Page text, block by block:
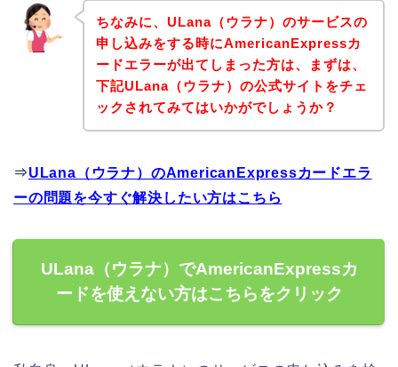
ちなみに、ULana（ウラナ）のサービスの
申し込みをする時にAmericanExpressカ
ードエラーが出てしまった方は、まずは、
下記ULana（ウラナ）の公式サイトをチェ
ックされてみてはいかがでしょうか？
⇒ULana（ウラナ）のAmericanExpressカードエラ
ーの問題を今すぐ解決したい方はこちら
ULana（ウラナ）でAmericanExpressカ
ードを使えない方はこちらをクリック